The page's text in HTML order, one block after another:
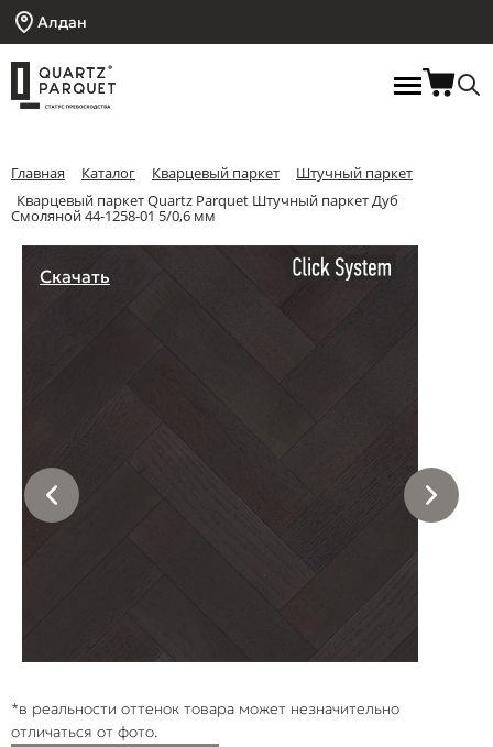
Алдан
Главная Каталог Кварцевый паркет
Штучный паркет
Кварцевый паркет Quartz Parquet Штучный паркет Дуб
Смоляной 44-1258-01 5/0,6 мм
Скачать
*в реальности оттенок товара может незначительно
отличаться от фото.